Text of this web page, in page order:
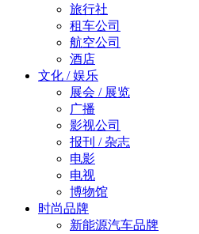
旅行社
租车公司
航空公司
酒店
文化 / 娱乐
展会 / 展览
广播
影视公司
报刊 / 杂志
电影
电视
博物馆
时尚品牌
新能源汽车品牌